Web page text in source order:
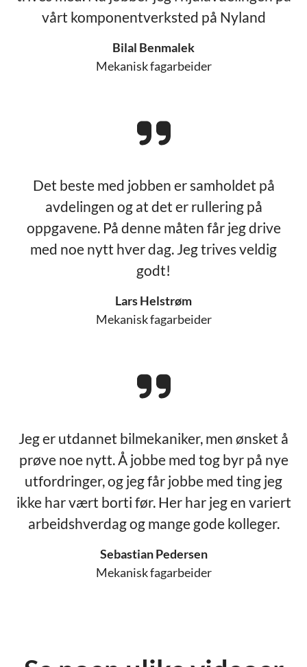
vårt komponentverksted på Nyland
Bilal Benmalek
Mekanisk fagarbeider
Det beste med jobben er samholdet på
avdelingen og at det er rullering på
oppgavene. På denne måten får jeg drive
med noe nytt hver dag. Jeg trives veldig
godt!
Lars Helstrøm
Mekanisk fagarbeider
Jeg er utdannet bilmekaniker, men ønsket å
prøve noe nytt. Å jobbe med tog byr på nye
utfordringer, og jeg får jobbe med ting jeg
ikke har vært borti før. Her har jeg en variert
arbeidshverdag og mange gode kolleger.
Sebastian Pedersen
Mekanisk fagarbeider